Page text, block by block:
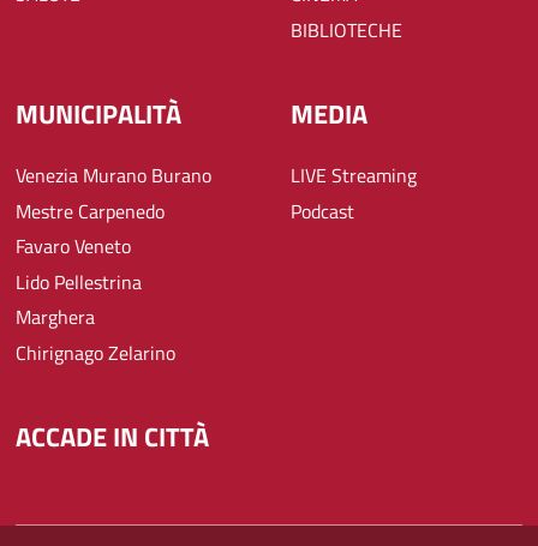
BIBLIOTECHE
MUNICIPALITÀ
Venezia Murano Burano
Mestre Carpenedo
Favaro Veneto
Lido Pellestrina
Marghera
Chirignago Zelarino
MEDIA
LIVE Streaming
Podcast
ACCADE IN CITTÀ